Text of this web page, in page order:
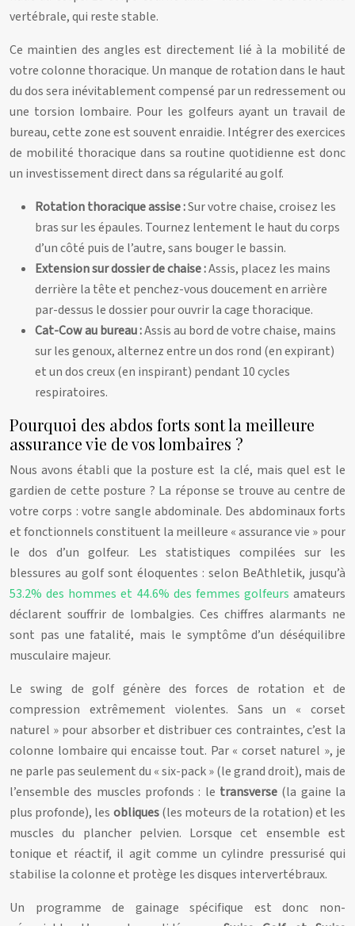
vertébrale, qui reste stable.
Ce maintien des angles est directement lié à la mobilité de
votre colonne thoracique. Un manque de rotation dans le haut
du dos sera inévitablement compensé par un redressement ou
une torsion lombaire. Pour les golfeurs ayant un travail de
bureau, cette zone est souvent enraidie. Intégrer des exercices
de mobilité thoracique dans sa routine quotidienne est donc
un investissement direct dans sa régularité au golf.
Rotation thoracique assise :Sur votre chaise, croisez les
bras sur les épaules. Tournez lentement le haut du corps
d’un côté puis de l’autre, sans bouger le bassin.
Extension sur dossier de chaise :Assis, placez les mains
derrière la tête et penchez-vous doucement en arrière
par-dessus le dossier pour ouvrir la cage thoracique.
Cat-Cow au bureau :Assis au bord de votre chaise, mains
sur les genoux, alternez entre un dos rond (en expirant)
et un dos creux (en inspirant) pendant 10 cycles
respiratoires.
Pourquoi des abdos forts sont la meilleure
assurance vie de vos lombaires ?
Nous avons établi que la posture est la clé, mais quel est le
gardien de cette posture ? La réponse se trouve au centre de
votre corps : votre sangle abdominale. Des abdominaux forts
et fonctionnels constituent la meilleure « assurance vie » pour
le dos d’un golfeur. Les statistiques compilées sur les
blessures au golf sont éloquentes : selon BeAthletik, jusqu’à
53.2% des hommes et 44.6% des femmes golfeurs amateurs
déclarent souffrir de lombalgies. Ces chiffres alarmants ne
sont pas une fatalité, mais le symptôme d’un déséquilibre
musculaire majeur.
Le swing de golf génère des forces de rotation et de
compression extrêmement violentes. Sans un « corset
naturel » pour absorber et distribuer ces contraintes, c’est la
colonne lombaire qui encaisse tout. Par « corset naturel », je
ne parle pas seulement du « six-pack » (le grand droit), mais de
l’ensemble des muscles profonds : le transverse (la gaine la
plus profonde), les obliques(les moteurs de la rotation) et les
muscles du plancher pelvien. Lorsque cet ensemble est
tonique et réactif, il agit comme un cylindre pressurisé qui
stabilise la colonne et protège les disques intervertébraux.
Un programme de gainage spécifique est donc non-